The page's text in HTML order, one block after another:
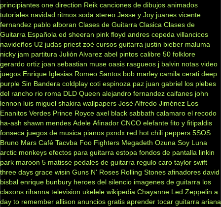
principiantes one direction Reik canciones de dibujos animados
tutoriales navidad ritmos soda stereo Jesse y Joy juanes vicente
fernandez pablo alboran Clases de Guitarra Clasica Clases de
Guitarra Española ed sheeran pink floyd andres cepeda villancicos
navideños U2 judas priest zoé cursos guitarra justin bieber maluma
nicky jam partitura Julión Alvarez abel pintos calibre 50 folklore
gerardo ortiz joan sebastian muse oasis rasgueos j balvin notas video
juegos Enrique Iglesias Romeo Santos bob marley camila cerati deep
purple Sin Bandera coldplay coti espinoza paz juan gabriel los plebes
del rancho rio roma DLD Queen alejandro fernandez caifanes john
lennon luis miguel shakira wallpapers José Alfredo Jiménez Los
Enanitos Verdes Prince Royce axel black sabbath calamaro el recodo
ha-ash shawn mendes Adele Afinador CNCO elefante fito y fitipaldis
fonseca juegos de musica pianos pxndx red hot chili peppers 5SOS
Bruno Mars Café Tacvba Foo Fighters Megadeth Ozuna Soy Luna
arctic monkeys efectos para guitarra estopa fondos de pantalla linkin
park maroon 5 matisse pedales de guitarra regulo caro taylor swift
three days grace wisin Guns N' Roses Rolling Stones afinadores david
bisbal enrique bunbury heroes del silencio imagenes de guitarra los
claxons rihanna television ukelele wikipedia Chayanne Led Zeppelin a
day to remember allison anuncios gratis aprender tocar guitarra ariana